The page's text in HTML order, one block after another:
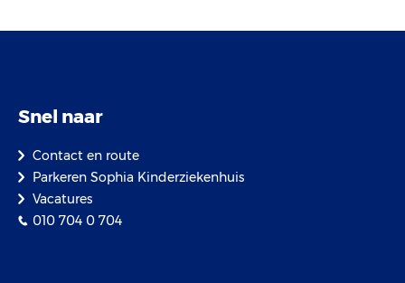
Snel naar
Contact en route
Parkeren Sophia Kinderziekenhuis
Vacatures
010 704 0 704